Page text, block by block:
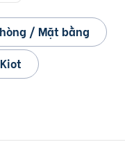
/ Mặt bằng